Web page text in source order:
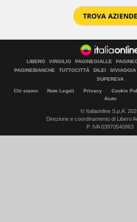
TROVA AZIENDE
LIBERO VIRGILIO PAGINEGIALLE
PAGINEBIANCHE
TUTTOCITTÀ DILEI SIVIAGGIA
SUPEREVA
Chi siamo Note Legali Privacy Cookie
Aiuto
© Italiaonline S.p.A.
Direzione e coordinamento di Libero
P. IVA 03970540963